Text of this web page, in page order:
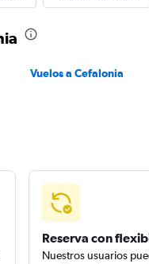
Vuelos a Cefalonia
Reserva con
Nuestros usuarios